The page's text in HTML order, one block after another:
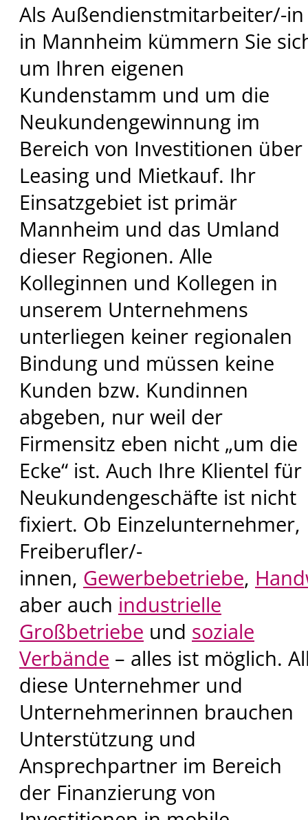
Als Außendienstmitarbeiter/-in
in Mannheim kümmern Sie
um Ihren eigenen
Kundenstamm und um die
Neukundengewinnung im
Bereich von Investitionen über
Leasing und Mietkauf. Ihr
Einsatzgebiet ist primär
Mannheim und das Umland
dieser Regionen. Alle
Kolleginnen und Kollegen in
unserem Unternehmens
unterliegen keiner regionalen
Bindung und müssen keine
Kunden bzw. Kundinnen
abgeben, nur weil der
Firmensitz eben nicht „um die
Ecke“ ist. Auch Ihre Klientel für
Neukundengeschäfte ist nicht
fixiert. Ob Einzelunternehmer,
Freiberufler/-
innen, Gewerbebetriebe,
aber auch industrielle
Großbetriebe und soziale
Verbände – alles ist möglich.
diese Unternehmer und
Unternehmerinnen brauchen
Unterstützung und
Ansprechpartner im Bereich
der Finanzierung von